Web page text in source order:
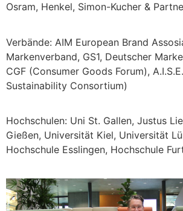
Osram, Henkel, Simon-Kucher &
Verbände: AIM European Brand
Markenverband, GS1, Deutscher
CGF (Consumer Goods Forum),
Sustainability Consortium)
Hochschulen: Uni St. Gallen, Justus
Gießen, Universität Kiel, Universität
Hochschule Esslingen, Hochschule